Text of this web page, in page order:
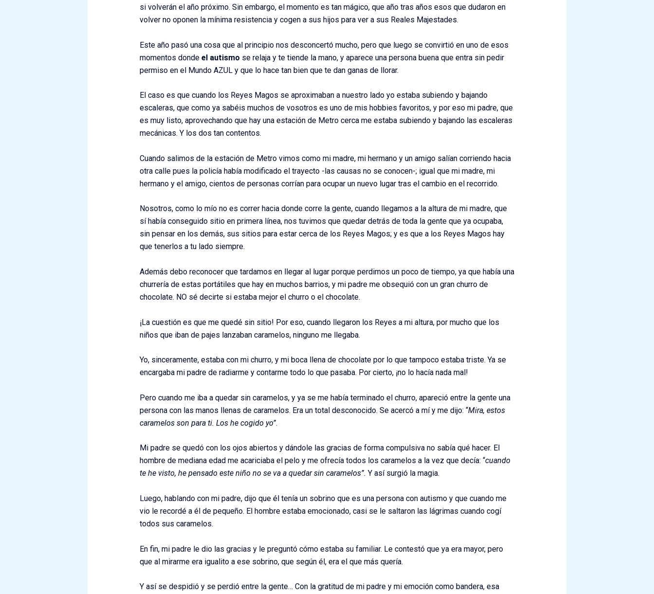
si volverán el año próximo. Sin embargo, el momento es tan mágico, que año tras años esos que dudaron en
volver no oponen la mínima resistencia y cogen a sus hijos para ver a sus Reales Majestades.
Este año pasó una cosa que al principio nos desconcertó mucho, pero que luego se convirtió en uno de esos
momentos donde el autismo se relaja y te tiende la mano, y aparece una persona buena que entra sin pedir
permiso en el Mundo AZUL y que lo hace tan bien que te dan ganas de llorar.
El caso es que cuando los Reyes Magos se aproximaban a nuestro lado yo estaba subiendo y bajando
escaleras, que como ya sabéis muchos de vosotros es uno de mis hobbies favoritos, y por eso mi padre, que
es muy listo, aprovechando que hay una estación de Metro cerca me estaba subiendo y bajando las escaleras
mecánicas. Y los dos tan contentos.
Cuando salimos de la estación de Metro vimos como mi madre, mi hermano y un amigo salían corriendo hacia
otra calle pues la policía había modificado el trayecto -las causas no se conocen-; igual que mi madre, mi
hermano y el amigo, cientos de personas corrían para ocupar un nuevo lugar tras el cambio en el recorrido.
Nosotros, como lo mío no es correr hacia donde corre la gente, cuando llegamos a la altura de mi madre, que
sí había conseguido sitio en primera línea, nos tuvimos que quedar detrás de toda la gente que ya ocupaba,
sin pensar en los demás, sus sitios para estar cerca de los Reyes Magos; y es que a los Reyes Magos hay
que tenerlos a tu lado siempre.
Además debo reconocer que tardamos en llegar al lugar porque perdimos un poco de tiempo, ya que había una
churrería de estas portátiles que hay en muchos barrios, y mi padre me obsequió con un gran churro de
chocolate. NO sé decirte si estaba mejor el churro o el chocolate.
¡La cuestión es que me quedé sin sitio! Por eso, cuando llegaron los Reyes a mi altura, por mucho que los
niños que iban de pajes lanzaban caramelos, ninguno me llegaba.
Yo, sinceramente, estaba con mi churro, y mi boca llena de chocolate por lo que tampoco estaba triste. Ya se
encargaba mi padre de radiarme y contarme todo lo que pasaba. Por cierto, ¡no lo hacía nada mal!
Pero cuando me iba a quedar sin caramelos, y ya se me había terminado el churro, apareció entre la gente una
persona con las manos llenas de caramelos. Era un total desconocido. Se acercó a mí y me dijo: “Mira, estos
caramelos son para ti. Los he cogido yo”.
Mi padre se quedó con los ojos abiertos y dándole las gracias de forma compulsiva no sabía qué hacer. El
hombre de mediana edad me acariciaba el pelo y me ofrecía todos los caramelos a la vez que decía: “cuando
te he visto, he pensado este niño no se va a quedar sin caramelos”. Y así surgió la magia.
Luego, hablando con mi padre, dijo que él tenía un sobrino que es una persona con autismo y que cuando me
vio le recordé a él de pequeño. El hombre estaba emocionado, casi se le saltaron las lágrimas cuando cogí
todos sus caramelos.
En fin, mi padre le dio las gracias y le preguntó cómo estaba su familiar. Le contestó que ya era mayor, pero
que al mirarme era igualito a ese sobrino, que según él, era el que más quería.
Y así se despidió y se perdió entre la gente… Con la gratitud de mi padre y mi emoción como bandera, esa